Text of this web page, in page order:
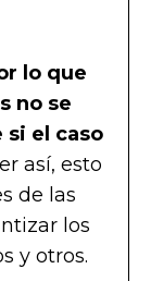
lo que
no se
el caso
así, esto
de las
los
y otros.